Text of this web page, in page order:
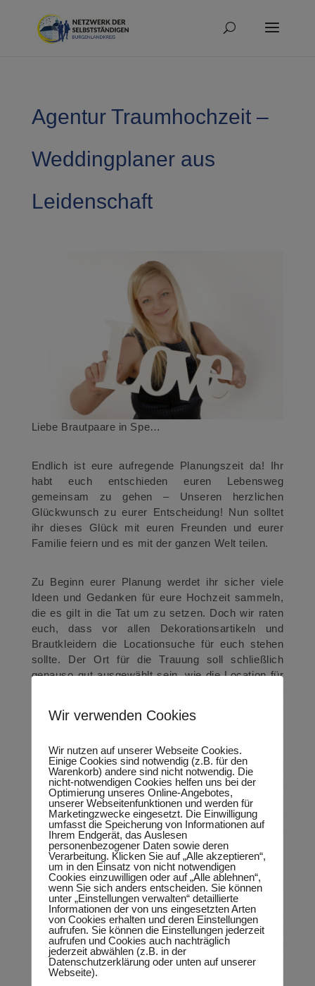
Agentur Traumhochzeit –
Weddingplaner aus
Leidenschaft
Liebe Brautpaare in Spe…
Endlich ist eure aufregende Planungszeit da! Ihr
habt euch entschieden euren Lebensweg
gemeinsam zu gehen – Unseren herzlichen
Glückwunsch zu eurer Entscheidung! Nun solltet
ihr dieses Glück mit euren Freunden und eurer
Familie feiern und es mit der ganzen Welt teilen.
Zu Beginn eurer Planung werdet ihr sicher viele
Ideen und Gedanken für eure Hochzeit sammeln,
die es gilt in die Tat um zu setzen. Doch wir raten
euch, dass vor allen Dekorationsartikeln und
Brautkleidern die Locationsuche für euch stehen
sollte. Der Ort für die Trauung soll schließlich
genauso gut ausgewählt sein, wie die Location für
Anhalt. Vom Burgenlandkreis, der nicht weniger als
Wittenberg mit den Geschichtsträchtigen Städten,
der Großraum Magdeburg mit dem Magdeburger
Dom, bis hin zum Harz mit seiner weitläufigen
Natur und Bergwelt. Hier wird es ganz scher die
perfekte Location für euch geben, die auch bei
euren Gästen einen unvergesslichen Eindruck zu
eurer Hochzeit hinterlassen wird.
Bis es jedoch so weit ist und ihr diesen
unvergesslichen Tag in eurem Leben erleben dürft,
liegen oft stressige Zeiten vor euch. Auf der Suche
nach der perfekten Location, dem perfekten
Konzept, das euch als Paar wiederspiegelt und
den perfekten Dienstleistern für euer Styling, eure
Hochzeitsfotos und noch viel mehr wird die
Wir verwenden Cookies
Wir nutzen auf unserer Webseite Cookies.
Einige Cookies sind notwendig (z.B. für den
Warenkorb) andere sind nicht notwendig. Die
nicht-notwendigen Cookies helfen uns bei der
Optimierung unseres Online-Angebotes,
unserer Webseitenfunktionen und werden für
Marketingzwecke eingesetzt. Die Einwilligung
umfasst die Speicherung von Informationen auf
Ihrem Endgerät, das Auslesen
personenbezogener Daten sowie deren
Verarbeitung. Klicken Sie auf „Alle akzeptieren“,
um in den Einsatz von nicht notwendigen
Cookies einzuwilligen oder auf „Alle ablehnen“,
wenn Sie sich anders entscheiden. Sie können
unter „Einstellungen verwalten“ detaillierte
Informationen der von uns eingesetzten Arten
von Cookies erhalten und deren Einstellungen
aufrufen. Sie können die Einstellungen jederzeit
aufrufen und Cookies auch nachträglich
jederzeit abwählen (z.B. in der
Datenschutzerklärung oder unten auf unserer
Webseite).